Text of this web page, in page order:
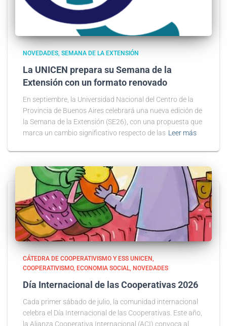
NOVEDADES SEMANA DE LA EXTENSIÓN
La UNICEN prepara su Semana de la
Extensión con un formato renovado
En septiembre, la Universidad Nacional del Centro de la
Provincia de Buenos Aires celebrará una nueva edición de
la Semana de la Extensión (SE26), con una propuesta que
marca un cambio significativo respecto de las Leer más
CÁTEDRA DE COOPERATIVISMO Y ESS UNICEN
COOPERATIVISMO ECONOMIA SOCIAL NOVEDADES
Día Internacional de las Cooperativas 2026
Cada primer sábado de julio, la comunidad internacional
celebra el Día Internacional de las Cooperativas. Este año,
la Alianza Cooperativa Internacional (ACI) convoca al